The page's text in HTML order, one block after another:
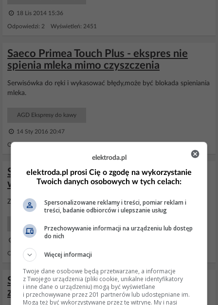
18 Lis 2014 15:36
Odpowiedzi: 2 Wyświetleń: 2451
Saeco Primea Touch Plus - ekspres nie
spienia mleka mimo czyszczenia
Serwisówka do ręki i wykasować błędy,może być blokada spieniania
mleka.
AGD Ekspresy do kawy
14 Sty 2016 20:47
Odpowiedzi: 2 Wyświetleń: 3306
Saeco Primea Touch - Błąd nr 1 po
włączeniu, młynek i czujnik wymienione
Zresetuj licznik błędów w serwisówce.
AGD Użytkowy
07 Lip 2013 12:02
Odpowiedzi: 4 Wyświetleń: 9054
SAECO PRIMEA TOUCH PLUS - Jak
zakończyć przerwany cykl odwapniania?
elektroda.pl
elektroda.pl prosi Cię o zgodę na wykorzystanie
Twoich danych osobowych w tych celach:
Spersonalizowane reklamy i treści, pomiar reklam i
treści, badanie odbiorców i ulepszanie usług
Przechowywanie informacji na urządzeniu lub dostęp
do nich
Więcej informacji
Twoje dane osobowe będą przetwarzane, a informacje
z Twojego urządzenia (pliki cookie, unikalne identyfikatory
i inne dane o urządzeniu) mogą być wyświetlane
i przechowywane przez 201 partnerów lub udostępniane im.
Mogą też być wykorzystywane przez tę witrynę. My i nasi